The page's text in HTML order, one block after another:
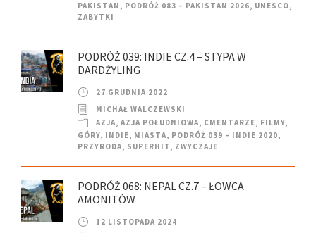
PAKISTAN , PODRÓŻ 083 – PAKISTAN 2026, UNESCO,
ZABYTKI
PODRÓŻ 039: INDIE CZ.4 – STYPA W
DARDŻYLING
27 GRUDNIA 2022
MICHAŁ WALCZEWSKI
AZJA, AZJA POŁUDNIOWA, CMENTARZE, FILMY,
GÓRY, INDIE, MIASTA, PODRÓŻ 039 – INDIE 2020,
PRZYRODA, SUPERHIT, ZWYCZAJE
PODRÓŻ 068: NEPAL CZ.7 – ŁOWCA
AMONITÓW
12 LISTOPADA 2024